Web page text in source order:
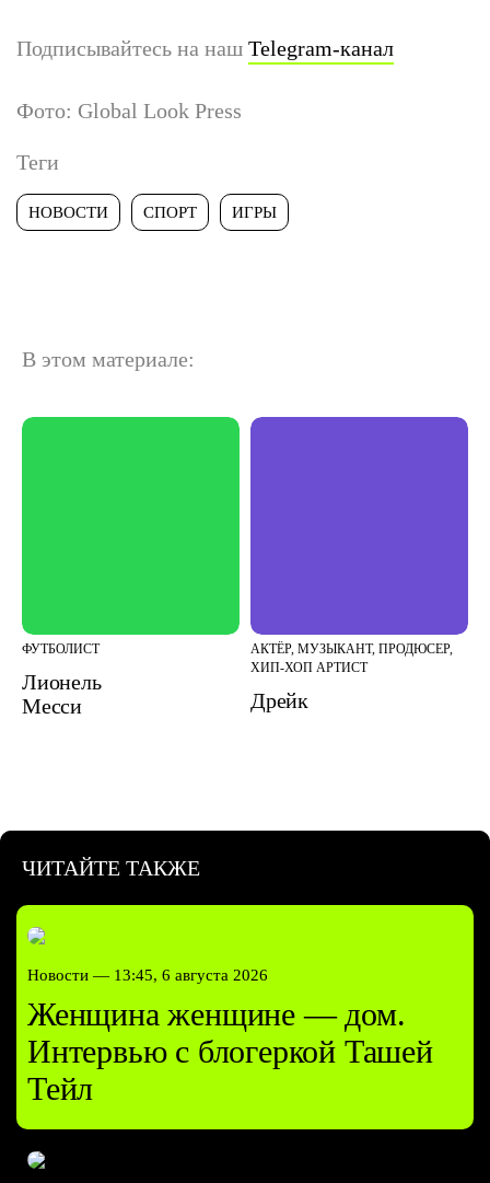
Подписывайтесь на наш Telegram-канал
Фото: Global Look Press
Теги
НОВОСТИ СПОРТ ИГРЫ
В этом материале:
ФУТБОЛИСТ
Лионель
Месси
АКТЁР, МУЗЫКАНТ, ПРОДЮСЕР,
ХИП-ХОП АРТИСТ
Дрейк
ЧИТАЙТЕ ТАКЖЕ
Новости — 13:45, 6 августа 2026
Женщина женщине — дом.
Интервью с блогеркой Ташей
Тейл